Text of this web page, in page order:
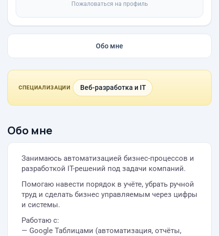
Пожаловаться на профиль
Обо мне
СПЕЦИАЛИЗАЦИИ Веб-разработка и IT
Обо мне
Занимаюсь автоматизацией бизнес-процессов и
разработкой IT-решений под задачи компаний.
Помогаю навести порядок в учёте, убрать ручной
труд и сделать бизнес управляемым через цифры
и системы.
Работаю с:
— Google Таблицами (автоматизация, отчёты,